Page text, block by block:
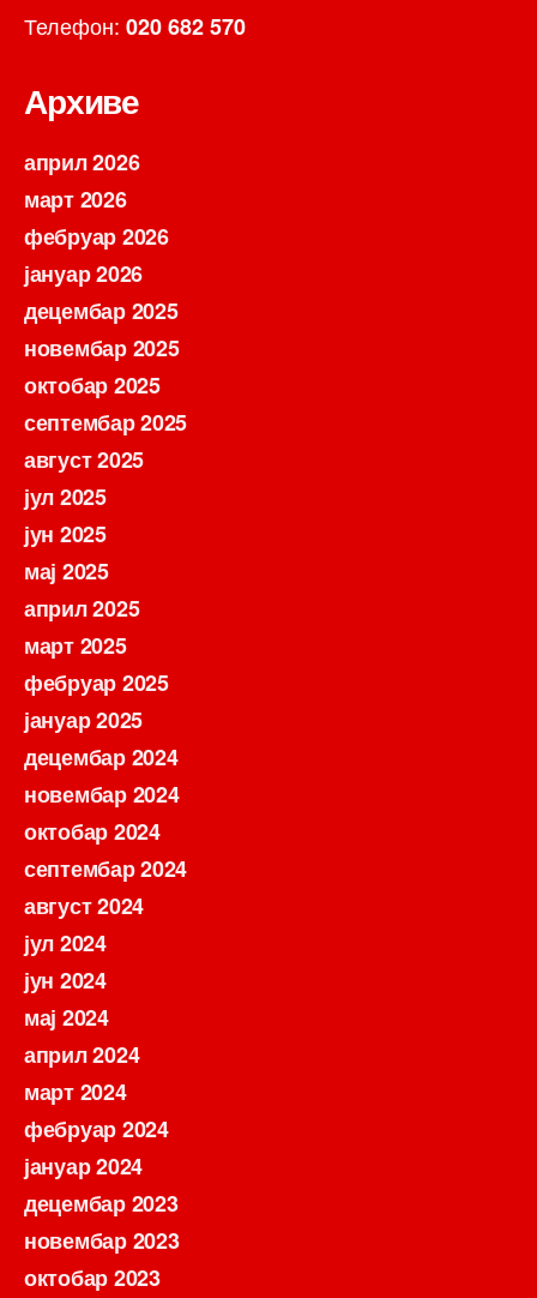
Телефон: 020 682 570
Архиве
април 2026
март 2026
фебруар 2026
јануар 2026
децембар 2025
новембар 2025
октобар 2025
септембар 2025
август 2025
јул 2025
јун 2025
мај 2025
април 2025
март 2025
фебруар 2025
јануар 2025
децембар 2024
новембар 2024
октобар 2024
септембар 2024
август 2024
јул 2024
јун 2024
мај 2024
април 2024
март 2024
фебруар 2024
јануар 2024
децембар 2023
новембар 2023
октобар 2023